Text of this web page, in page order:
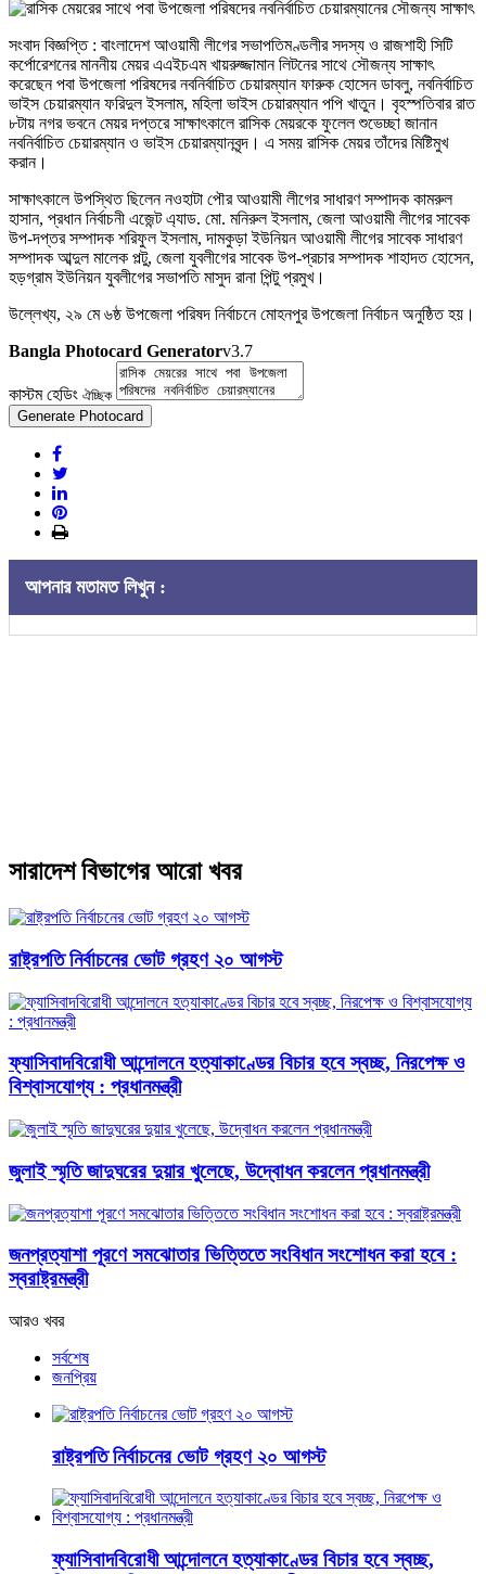
সংবাদ বিজ্ঞপ্তি : বাংলাদেশ আওয়ামী লীগের সভাপতিমণ্ডলীর সদস্য ও রাজশাহী সিটি
কর্পোরেশনের মাননীয় মেয়র এএইচএম খায়রুজ্জামান লিটনের সাথে সৌজন্য সাক্ষাৎ
করেছেন পবা উপজেলা পরিষদের নবনির্বাচিত চেয়ারম্যান ফারুক হোসেন ডাবলু, নবনির্বাচিত
ভাইস চেয়ারম্যান ফরিদুল ইসলাম, মহিলা ভাইস চেয়ারম্যান পপি খাতুন। বৃহস্পতিবার রাত
৮টায় নগর ভবনে মেয়র দপ্তরে সাক্ষাৎকালে রাসিক মেয়রকে ফুলেল শুভেচ্ছা জানান
নবনির্বাচিত চেয়ারম্যান ও ভাইস চেয়ারম্যানবৃন্দ। এ সময় রাসিক মেয়র তাঁদের মিষ্টিমুখ
করান।
সাক্ষাৎকালে উপস্থিত ছিলেন নওহাটা পৌর আওয়ামী লীগের সাধারণ সম্পাদক কামরুল
হাসান, প্রধান নির্বাচনী এজেন্ট এ্যাড. মো. মনিরুল ইসলাম, জেলা আওয়ামী লীগের সাবেক
উপ-দপ্তর সম্পাদক শরিফুল ইসলাম, দামকুড়া ইউনিয়ন আওয়ামী লীগের সাবেক সাধারণ
সম্পাদক আব্দুল মালেক পল্টু, জেলা যুবলীগের সাবেক উপ-প্রচার সম্পাদক শাহাদত হোসেন,
হড়গ্রাম ইউনিয়ন যুবলীগের সভাপতি মাসুদ রানা পিন্টু প্রমুখ।
উল্লেখ্য, ২৯ মে ৬ষ্ঠ উপজেলা পরিষদ নির্বাচনে মোহনপুর উপজেলা নির্বাচন অনুষ্ঠিত হয়।
Bangla Photocard Generatorv3.7
কাস্টম হেডিং ঐচ্ছিক
Generate Photocard
আপনার মতামত লিখুন :
সারাদেশ বিভাগের আরো খবর
রাষ্ট্রপতি নির্বাচনের ভোট গ্রহণ ২০ আগস্ট
ফ্যাসিবাদবিরোধী আন্দোলনে হত্যাকাণ্ডের বিচার হবে স্বচ্ছ, নিরপেক্ষ ও
বিশ্বাসযোগ্য : প্রধানমন্ত্রী
জুলাই স্মৃতি জাদুঘরের দুয়ার খুলেছে, উদ্বোধন করলেন প্রধানমন্ত্রী
জনপ্রত্যাশা পূরণে সমঝোতার ভিত্তিতে সংবিধান সংশোধন করা হবে :
স্বরাষ্ট্রমন্ত্রী
আরও খবর
সর্বশেষ
জনপ্রিয়
রাষ্ট্রপতি নির্বাচনের ভোট গ্রহণ ২০ আগস্ট
ফ্যাসিবাদবিরোধী আন্দোলনে হত্যাকাণ্ডের বিচার হবে স্বচ্ছ,